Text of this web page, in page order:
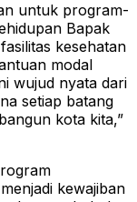
untuk program-
Bapak
kesehatan
modal
wujud nyata dari
setiap batang
kota kita,”
kewajiban